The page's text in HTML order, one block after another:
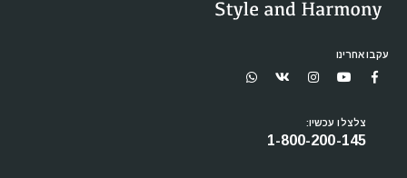
עקבו אחרינו
צלצלו עכשיו:
1-800-200-145